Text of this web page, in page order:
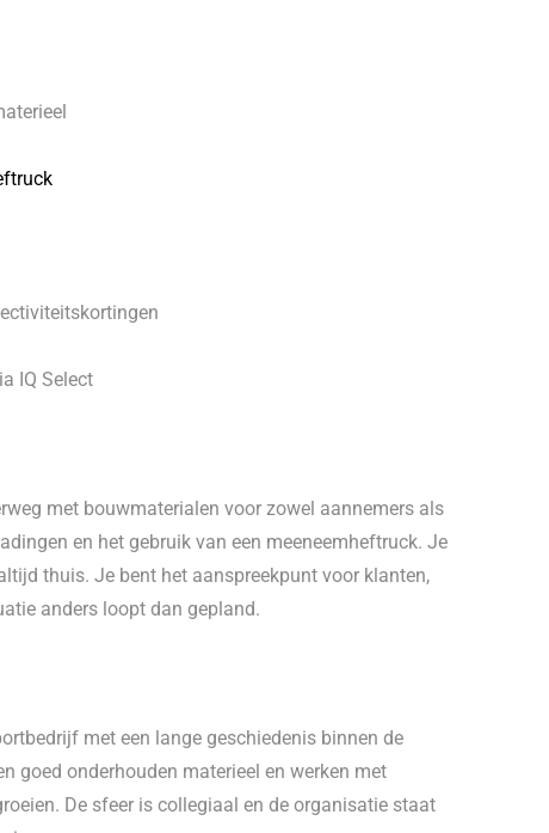
IQ Select
met bouwmaterialen voor zowel aannemers als
en het gebruik van een meeneemheftruck. Je
thuis. Je bent het aanspreekpunt voor klanten,
anders loopt dan gepland.
met een lange geschiedenis binnen de
goed onderhouden materieel en werken met
De sfeer is collegiaal en de organisatie staat